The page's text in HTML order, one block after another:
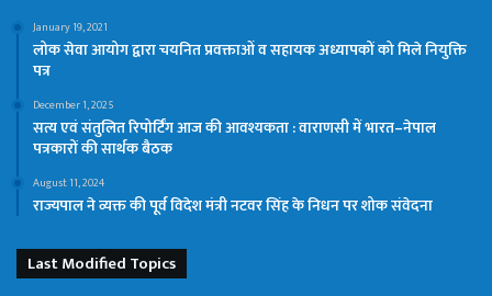
January 19, 2021
लोक सेवा आयोग द्वारा चयनित प्रवक्ताओं व सहायक अध्यापकों को मिले नियुक्ति
पत्र
December 1, 2025
सत्य एवं संतुलित रिपोर्टिंग आज की आवश्यकता : वाराणसी में भारत–नेपाल
पत्रकारों की सार्थक बैठक
August 11, 2024
राज्यपाल ने व्यक्त की पूर्व विदेश मंत्री नटवर सिंह के निधन पर शोक संवेदना
Last Modified Topics